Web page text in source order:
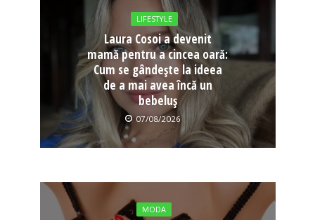
LIFESTYLE
Laura Cosoi a devenit
mamă pentru a cincea oară:
Cum se gândește la ideea
de a mai avea încă un
bebeluș
07/08/2026
MODA